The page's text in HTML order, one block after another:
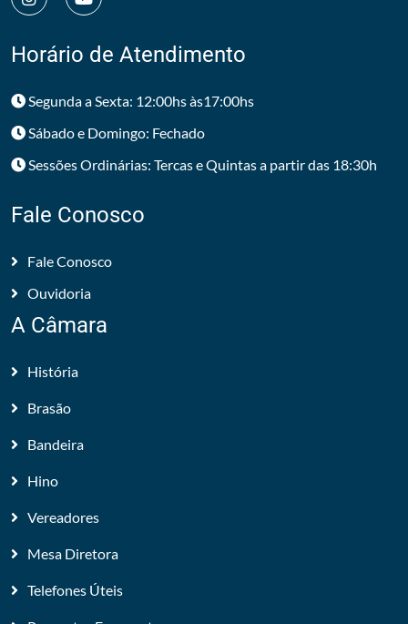
Horário de Atendimento
Segunda a Sexta: 12:00hs às17:00hs
Sábado e Domingo: Fechado
Sessões Ordinárias: Tercas e Quintas a partir das 18:30h
Fale Conosco
Fale Conosco
Ouvidoria
A Câmara
História
Brasão
Bandeira
Hino
Vereadores
Mesa Diretora
Telefones Úteis